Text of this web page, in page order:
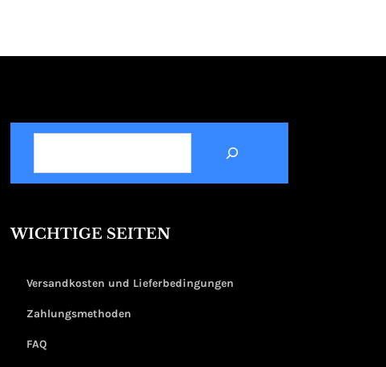
SUCHEN
WICHTIGE SEITEN
Versandkosten und Lieferbedingungen
Zahlungsmethoden
FAQ